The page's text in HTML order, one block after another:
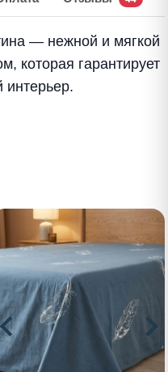
— нежной и мягкой
которая гарантирует